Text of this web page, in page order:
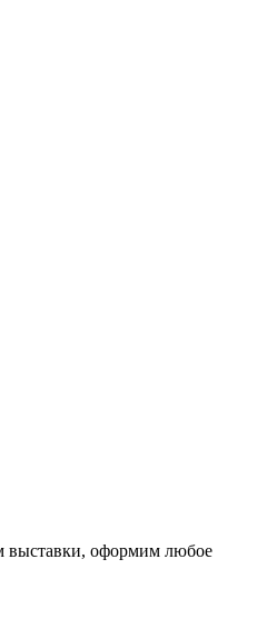
выставки, оформим любое